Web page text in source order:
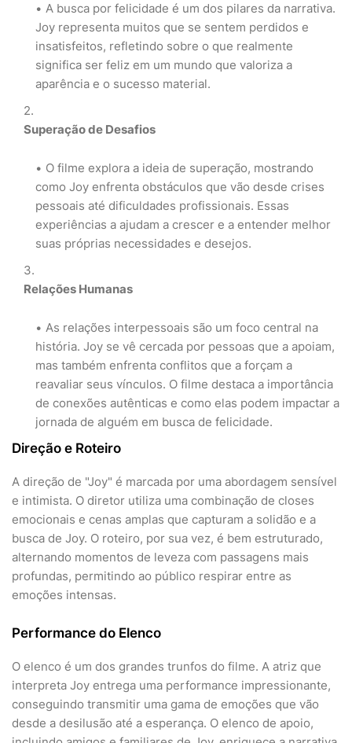
A busca por felicidade é um dos pilares da narrativa.
Joy representa muitos que se sentem perdidos e
insatisfeitos, refletindo sobre o que realmente
significa ser feliz em um mundo que valoriza a
aparência e o sucesso material.
Superação de Desafios
O filme explora a ideia de superação, mostrando
como Joy enfrenta obstáculos que vão desde crises
pessoais até dificuldades profissionais. Essas
experiências a ajudam a crescer e a entender melhor
suas próprias necessidades e desejos.
Relações Humanas
As relações interpessoais são um foco central na
história. Joy se vê cercada por pessoas que a apoiam,
mas também enfrenta conflitos que a forçam a
reavaliar seus vínculos. O filme destaca a importância
de conexões autênticas e como elas podem impactar a
jornada de alguém em busca de felicidade.
Direção e Roteiro
A direção de "Joy" é marcada por uma abordagem sensível
e intimista. O diretor utiliza uma combinação de closes
emocionais e cenas amplas que capturam a solidão e a
busca de Joy. O roteiro, por sua vez, é bem estruturado,
alternando momentos de leveza com passagens mais
profundas, permitindo ao público respirar entre as
emoções intensas.
Performance do Elenco
O elenco é um dos grandes trunfos do filme. A atriz que
interpreta Joy entrega uma performance impressionante,
conseguindo transmitir uma gama de emoções que vão
desde a desilusão até a esperança. O elenco de apoio,